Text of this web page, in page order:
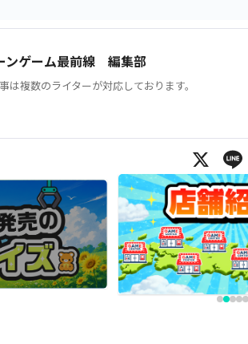
ンゲーム最前線 編集部
は複数のライターが対応しております。
X